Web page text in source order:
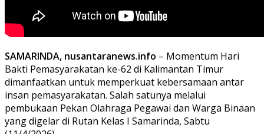
SAMARINDA, nusantaranews.info – Momentum Hari
Bakti Pemasyarakatan ke-62 di Kalimantan Timur
dimanfaatkan untuk memperkuat kebersamaan antar
insan pemasyarakatan. Salah satunya melalui
pembukaan Pekan Olahraga Pegawai dan Warga Binaan
yang digelar di Rutan Kelas I Samarinda, Sabtu